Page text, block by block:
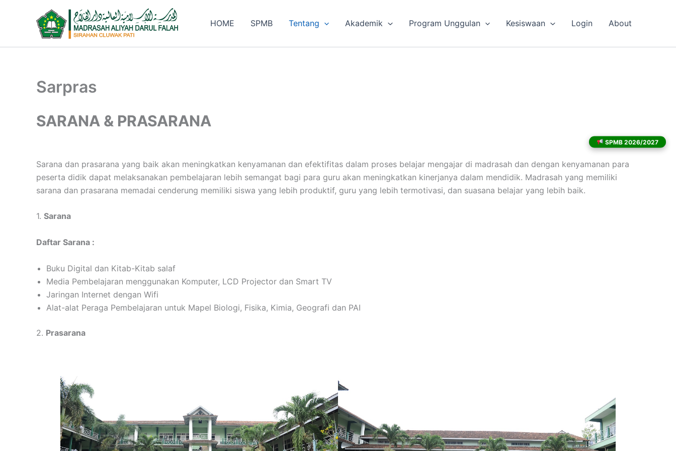
HOME SPMB Tentang Akademik Program Unggulan Kesiswaan Login About
Sarpras
SARANA & PRASARANA
Sarana dan prasarana yang baik akan meningkatkan kenyamanan dan efektifitas dalam proses belajar mengajar di madrasah dan dengan kenyamanan para
peserta didik dapat melaksanakan pembelajaran lebih semangat bagi para guru akan meningkatkan kinerjanya dalam mendidik. Madrasah yang memiliki
sarana dan prasarana memadai cenderung memiliki siswa yang lebih produktif, guru yang lebih termotivasi, dan suasana belajar yang lebih baik.
1. Sarana
Daftar Sarana :
Buku Digital dan Kitab-Kitab salaf
Media Pembelajaran menggunakan Komputer, LCD Projector dan Smart TV
Jaringan Internet dengan Wifi
Alat-alat Peraga Pembelajaran untuk Mapel Biologi, Fisika, Kimia, Geografi dan PAI
2. Prasarana
SPMB 2026/2027